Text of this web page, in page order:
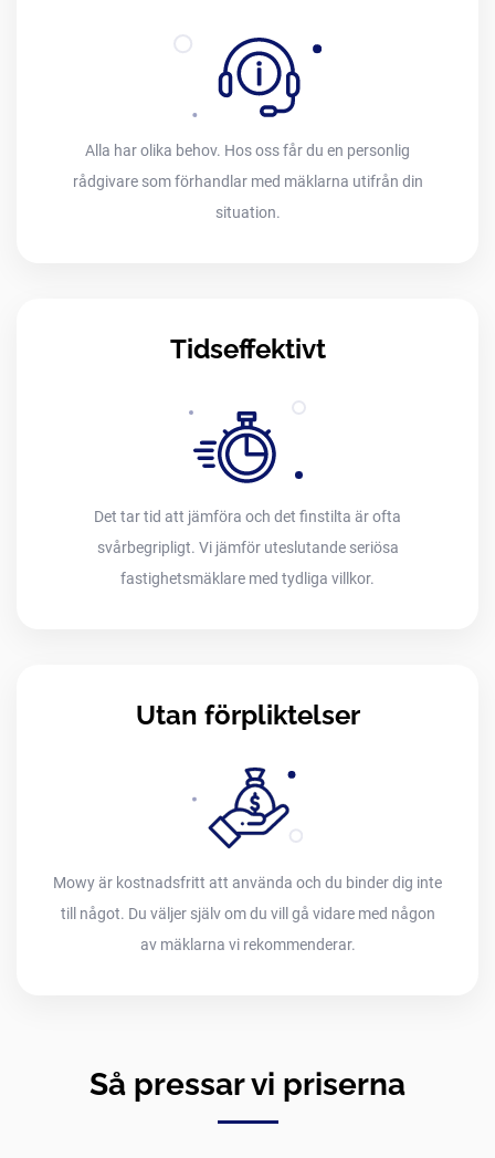
Alla har olika behov. Hos oss får du en personlig
rådgivare som förhandlar med mäklarna utifrån din
situation.
Tidseffektivt
Det tar tid att jämföra och det finstilta är ofta
svårbegripligt. Vi jämför uteslutande seriösa
fastighetsmäklare med tydliga villkor.
Utan förpliktelser
Mowy är kostnadsfritt att använda och du binder dig inte
till något. Du väljer själv om du vill gå vidare med någon
av mäklarna vi rekommenderar.
Så pressar vi priserna